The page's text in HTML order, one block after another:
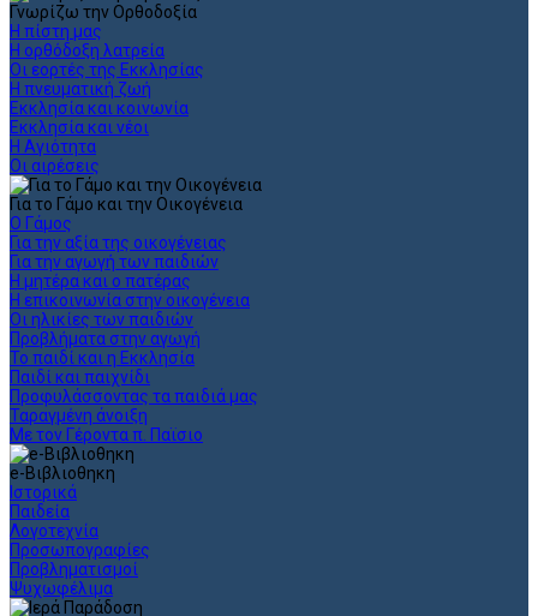
Γνωρίζω την Ορθοδοξία
Η πίστη μας
Η ορθόδοξη λατρεία
Οι εορτές της Εκκλησίας
Η πνευματική ζωή
Εκκλησία και κοινωνία
Εκκλησία και νέοι
Η Αγιότητα
Οι αιρέσεις
Για το Γάμο και την Οικογένεια
Ο Γάμος
Για την αξία της οικογένειας
Για την αγωγή των παιδιών
Η μητέρα και ο πατέρας
Η επικοινωνία στην οικογένεια
Οι ηλικίες των παιδιών
Προβλήματα στην αγωγή
Το παιδί και η Εκκλησία
Παιδί και παιχνίδι
Προφυλάσσοντας τα παιδιά μας
Ταραγμένη άνοιξη
Με τον Γέροντα π. Παϊσιο
e-Βιβλιοθηκη
Ιστορικά
Παιδεία
Λογοτεχνία
Προσωπογραφίες
Προβληματισμοί
Ψυχωφέλιμα